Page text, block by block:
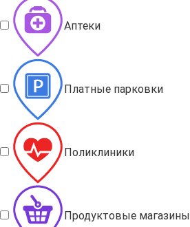
Аптеки
Платные парковки
Поликлиники
Продуктовые магазины